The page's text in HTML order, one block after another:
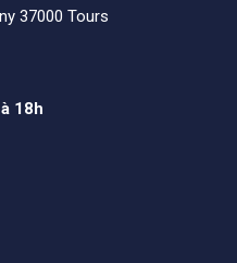
37000 Tours
18h